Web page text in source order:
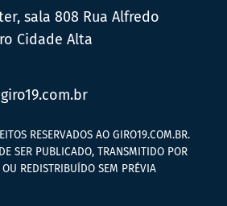
sala 808 Rua Alfredo
Cidade Alta
RESERVADOS AO GIRO19.COM.BR.
SER PUBLICADO, TRANSMITIDO POR
OU REDISTRIBUÍDO SEM PRÉVIA